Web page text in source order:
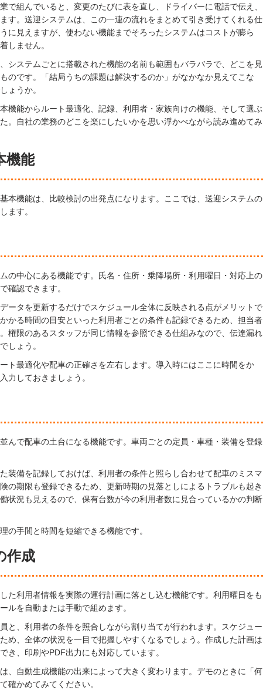
で組んでいると、変更のたびに表を直し、ドライバーに電話で伝え、
す。送迎システムは、この一連の流れをまとめて引き受けてくれる仕
に見えますが、使わない機能までそろったシステムはコストが膨ら
しません。
システムごとに搭載された機能の名前も範囲もバラバラで、どこを見
のです。「結局うちの課題は解決するのか」がなかなか見えてこな
ょうか。
機能からルート最適化、記録、利用者・家族向けの機能、そして選ぶ
。自社の業務のどこを楽にしたいかを思い浮かべながら読み進めてみ
機能
本機能は、比較検討の出発点になります。ここでは、送迎システムの
ます。
の中心にある機能です。氏名・住所・乗降場所・利用曜日・対応上の
確認できます。
ータを更新するだけでスケジュール全体に反映される点がメリットで
かる時間の目安といった利用者ごとの条件も記録できるため、担当者
権限のあるスタッフが同じ情報を参照できる仕組みなので、伝達漏れ
しょう。
ト最適化や配車の正確さを左右します。導入時にはここに時間をか
力しておきましょう。
んで配車の土台になる機能です。車両ごとの定員・車種・装備を登録
装備を記録しておけば、利用者の条件と照らし合わせて配車のミスマ
の期限も登録できるため、更新時期の見落としによるトラブルも起き
状況も見えるので、保有台数が今の利用者数に見合っているかの判断
の手間と時間を短縮できる機能です。
作成
た利用者情報を実際の運行計画に落とし込む機能です。利用曜日をも
ルを自動または手動で組めます。
と、利用者の条件を照合しながら割り当てが行われます。スケジュー
め、全体の状況を一目で把握しやすくなるでしょう。作成した計画は
き、印刷やPDF出力にも対応しています。
、自動生成機能の出来によって大きく変わります。デモのときに「何
確かめてみてください。